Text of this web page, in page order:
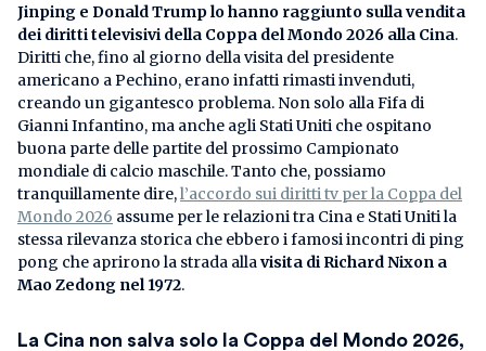
Jinping e Donald Trump lo hanno raggiunto sulla vendita
dei diritti televisivi della Coppa del Mondo 2026 alla Cina.
Diritti che, fino al giorno della visita del presidente
americano a Pechino, erano infatti rimasti invenduti,
creando un gigantesco problema. Non solo alla Fifa di
Gianni Infantino, ma anche agli Stati Uniti che ospitano
buona parte delle partite del prossimo Campionato
mondiale di calcio maschile. Tanto che, possiamo
tranquillamente dire,l’accordo sui diritti tv per la Coppa del
Mondo 2026 assume per le relazioni tra Cina e Stati Uniti la
stessa rilevanza storica che ebbero i famosi incontri di ping
pong che aprirono la strada allavisita di Richard Nixon a
Mao Zedong nel 1972.
La Cina non salva solo la Coppa del Mondo 2026,